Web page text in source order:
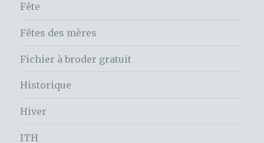
Fête
Fêtes des mères
Fichier à broder gratuit
Historique
Hiver
ITH